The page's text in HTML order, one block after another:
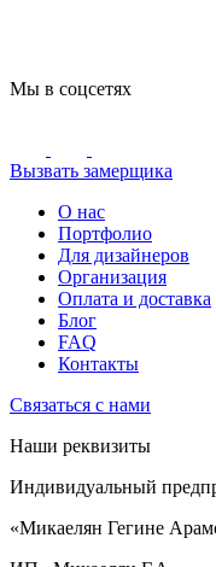
Мы в соцсетях
Вызвать замерщика
О нас
Портфолио
Для дизайнеров
Организация
Оплата и доставка
Блог
FAQ
Контакты
Связаться с нами
Наши реквизиты
Индивидуальный
«Микаелян Гегине